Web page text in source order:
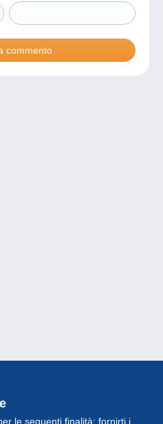
le seguenti finalità: fornirti i